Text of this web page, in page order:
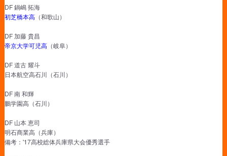
DF 鍋嶋 拓海
初芝橋本高（和歌山）
DF 加藤 貴昌
帝京大学可児高（岐阜）
DF 道古 耀斗
日本航空高石川（石川）
DF 南 和輝
鵬学園高（石川）
DF 山本 恵司
明石商業高（兵庫）
備考：'17高校総体兵庫県大会優秀選手